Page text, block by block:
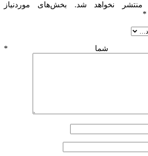
منتشر نخواهد شد.
بخش‌های موردنیاز
*
شما *